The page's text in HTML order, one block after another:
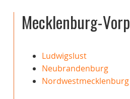
Mecklenburg-
Ludwigslust
Neubrandenburg
Nordwestmecklenburg